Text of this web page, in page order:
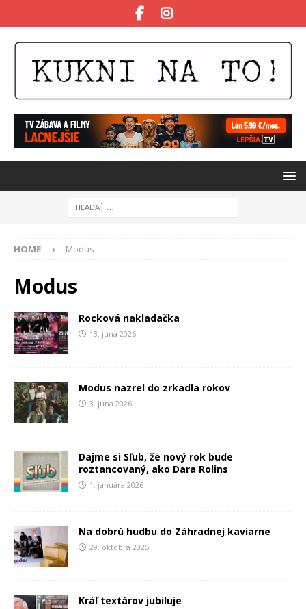
HOME Modus
Modus
Rocková nakladačka
13. júna 2026
Modus nazrel do zrkadla rokov
3. júna 2026
Dajme si Sľub, že nový rok bude
roztancovaný, ako Dara Rolins
1. januára 2026
Na dobrú hudbu do Záhradnej kaviarne
29. októbra 2025
Kráľ textárov jubiluje